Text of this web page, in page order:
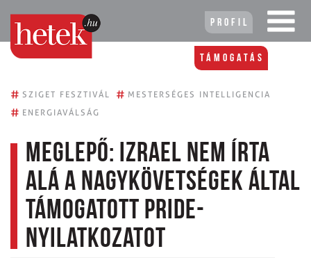
Profil
Támogatás
# SZIGET FESZTIVÁL # MESTERSÉGES INTELLIGENCIA
# ENERGIAVÁLSÁG
Meglepő: Izrael nem írta
alá a nagykövetségek által
támogatott Pride-
nyilatkozatot